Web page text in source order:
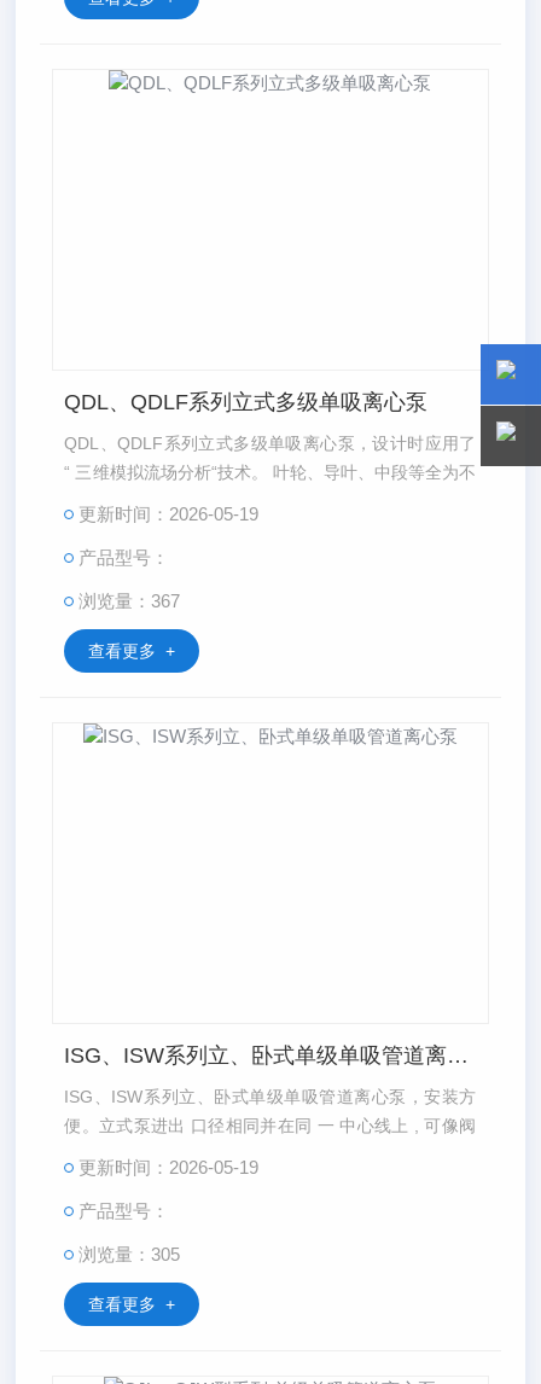
QDL、QDLF系列立式多级单吸离心泵
QDL、QDLF系列立式多级单吸离心泵，设计时应用了
“ 三维模拟流场分析“技术。 叶轮、导叶、中段等全为不
锈钢冲压并经过等离子或激光焊接而成。 与普通铸造不
更新时间：2026-05-19
产品型号：
浏览量：367
查看更多 +
ISG、ISW系列立、卧式单级单吸管道离心泵
ISG、ISW系列立、卧式单级单吸管道离心泵，安装方
便。立式泵进出 口径相同并在同 一 中心线上 , 可像阀
门 一样安装在管路任何部位 。
更新时间：2026-05-19
产品型号：
浏览量：305
查看更多 +